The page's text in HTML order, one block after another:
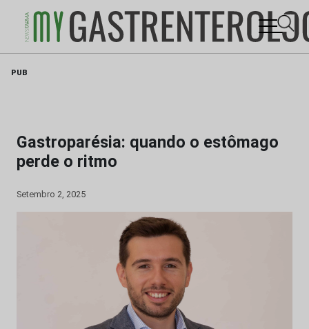
PUB
Gastroparésia: quando o estômago
perde o ritmo
Setembro 2, 2025